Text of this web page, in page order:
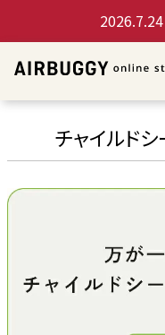
2026.7.24
チャイルド